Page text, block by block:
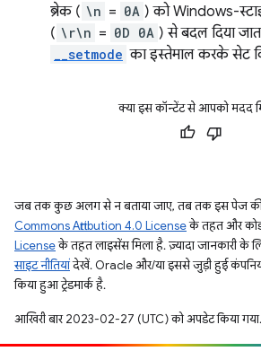
ब्रेक ( \n = 0A ) को Windows-
( \r\n = 0D 0A ) से बदल दिया
__setmode का इस्तेमाल करके सेट
क्या इस कॉन्टेंट से आपको मदद
जब तक कुछ अलग से न बताया जाए, तब तक इस पेज की
Commons Attribution 4.0 Licenseके तहत और
Licenseके तहत लाइसेंस मिला है. ज़्यादा जानकारी के
साइट नीतियांदेखें. Oracle और/या इससे जुड़ी हुई
किया हुआ ट्रेडमार्क है.
आखिरी बार 2023-02-27 (UTC) को अपडेट किया गया.